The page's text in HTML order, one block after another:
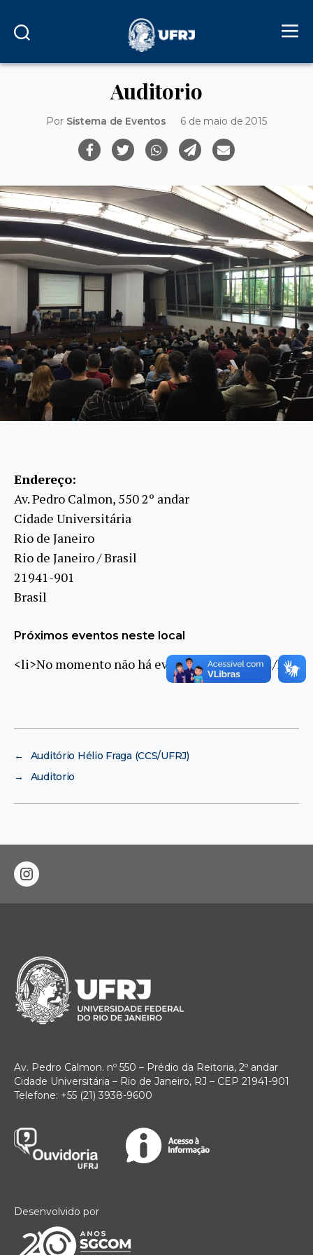
Auditorio
Por Sistema de Eventos 6 de maio de 2015
Endereço:
Av. Pedro Calmon, 550 2º andar
Cidade Universitária
Rio de Janeiro
Rio de Janeiro / Brasil
21941-901
Brasil
Próximos eventos neste local
<li>No momento não há eventos neste local</li>
←
Auditório Hélio Fraga (CCS/UFRJ)
→
Auditorio
instagram
Av. Pedro Calmon. nº 550 – Prédio da Reitoria, 2º andar
Cidade Universitária – Rio de Janeiro, RJ – CEP 21941-901
Telefone: +55 (21) 3938-9600
Desenvolvido por